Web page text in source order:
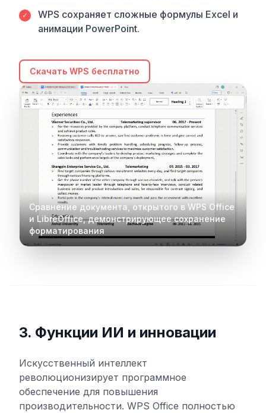
✓
WPS сохраняет сложные формулы Excel и
анимации PowerPoint.
Скачать WPS бесплатно
Сравнение документа, открытого в WPS Office
и LibreOffice, демонстрирующее сохранение
форматирования
3. Функции ИИ и инновации
Искусственный интеллект
революционизирует программное
обеспечение для повышения
производительности. WPS Office полностью